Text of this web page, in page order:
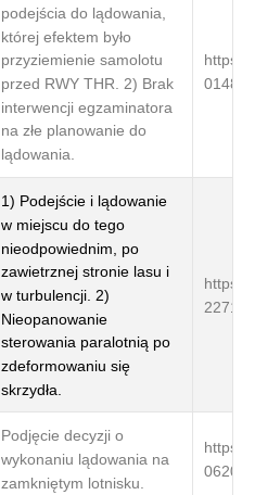
podejścia do lądowania,
której efektem było
przyziemienie samolotu
przed RWY THR. 2) Brak
interwencji egzaminatora
na złe planowanie do
lądowania.
https://
0148/
1) Podejście i lądowanie
w miejscu do tego
nieodpowiednim, po
zawietrznej stronie lasu i
w turbulencji. 2)
Nieopanowanie
sterowania paralotnią po
zdeformowaniu się
skrzydła.
https://
2271/
Podjęcie decyzji o
wykonaniu lądowania na
zamkniętym lotnisku.
https://
0620/